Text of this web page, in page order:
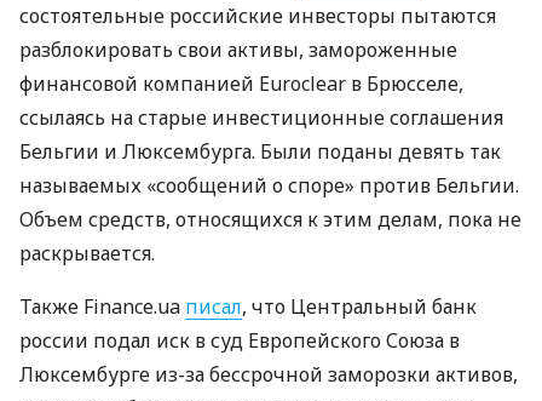
состоятельные российские инвесторы пытаются
разблокировать свои активы, замороженные
финансовой компанией Euroclear в Брюсселе,
ссылаясь на старые инвестиционные соглашения
Бельгии и Люксембурга. Были поданы девять так
называемых «сообщений о споре» против Бельгии.
Объем средств, относящихся к этим делам, пока не
раскрывается.
Также Finance.ua писал, что Центральный банк
россии подал иск в суд Европейского Союза в
Люксембурге из-за бессрочной заморозки активов,